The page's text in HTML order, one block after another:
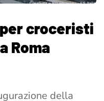
croceristi
Roma
della